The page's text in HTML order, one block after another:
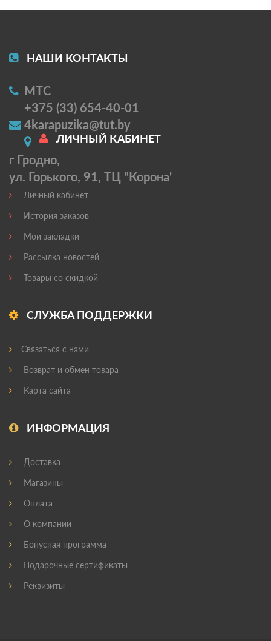
НАШИ КОНТАКТЫ
МТС
+375 (33) 654-40-01
4karapuzika@tut.by
г Гродно,
ул. Горького, 91, ТЦ "Корона'
ЛИЧНЫЙ КАБИНЕТ
Личный кабинет
История заказов
Мои закладки
Рассылка новостей
Товары со скидкой
СЛУЖБА ПОДДЕРЖКИ
Связаться с нами
Возврат и обмен товара
Карта сайта
ИНФОРМАЦИЯ
Доставка
Магазины
Оплата
О компании
Бонусная программа
Подарочные сертификаты
Реквизиты